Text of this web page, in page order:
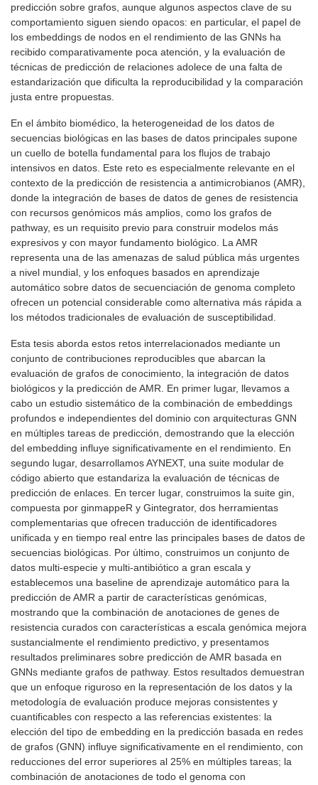
predicción sobre grafos, aunque algunos aspectos clave de su
comportamiento siguen siendo opacos: en particular, el papel de
los embeddings de nodos en el rendimiento de las GNNs ha
recibido comparativamente poca atención, y la evaluación de
técnicas de predicción de relaciones adolece de una falta de
estandarización que dificulta la reproducibilidad y la comparación
justa entre propuestas.
En el ámbito biomédico, la heterogeneidad de los datos de
secuencias biológicas en las bases de datos principales supone
un cuello de botella fundamental para los flujos de trabajo
intensivos en datos. Este reto es especialmente relevante en el
contexto de la predicción de resistencia a antimicrobianos (AMR),
donde la integración de bases de datos de genes de resistencia
con recursos genómicos más amplios, como los grafos de
pathway, es un requisito previo para construir modelos más
expresivos y con mayor fundamento biológico. La AMR
representa una de las amenazas de salud pública más urgentes
a nivel mundial, y los enfoques basados en aprendizaje
automático sobre datos de secuenciación de genoma completo
ofrecen un potencial considerable como alternativa más rápida a
los métodos tradicionales de evaluación de susceptibilidad.
Esta tesis aborda estos retos interrelacionados mediante un
conjunto de contribuciones reproducibles que abarcan la
evaluación de grafos de conocimiento, la integración de datos
biológicos y la predicción de AMR. En primer lugar, llevamos a
cabo un estudio sistemático de la combinación de embeddings
profundos e independientes del dominio con arquitecturas GNN
en múltiples tareas de predicción, demostrando que la elección
del embedding influye significativamente en el rendimiento. En
segundo lugar, desarrollamos AYNEXT, una suite modular de
código abierto que estandariza la evaluación de técnicas de
predicción de enlaces. En tercer lugar, construimos la suite gin,
compuesta por ginmappeR y Gintegrator, dos herramientas
complementarias que ofrecen traducción de identificadores
unificada y en tiempo real entre las principales bases de datos de
secuencias biológicas. Por último, construimos un conjunto de
datos multi-especie y multi-antibiótico a gran escala y
establecemos una baseline de aprendizaje automático para la
predicción de AMR a partir de características genómicas,
mostrando que la combinación de anotaciones de genes de
resistencia curados con características a escala genómica mejora
sustancialmente el rendimiento predictivo, y presentamos
resultados preliminares sobre predicción de AMR basada en
GNNs mediante grafos de pathway. Estos resultados demuestran
que un enfoque riguroso en la representación de los datos y la
metodología de evaluación produce mejoras consistentes y
cuantificables con respecto a las referencias existentes: la
elección del tipo de embedding en la predicción basada en redes
de grafos (GNN) influye significativamente en el rendimiento, con
reducciones del error superiores al 25% en múltiples tareas; la
combinación de anotaciones de todo el genoma con